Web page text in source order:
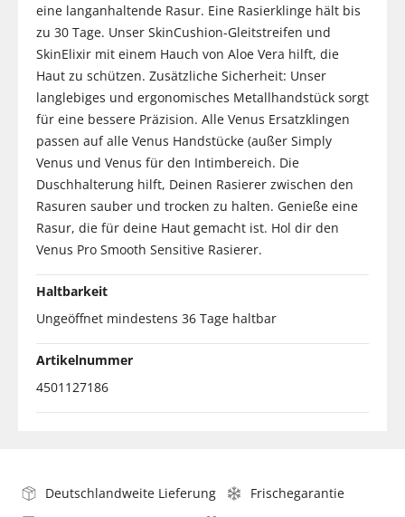
eine langanhaltende Rasur. Eine Rasierklinge hält bis
zu 30 Tage. Unser SkinCushion-Gleitstreifen und
SkinElixir mit einem Hauch von Aloe Vera hilft, die
Haut zu schützen. Zusätzliche Sicherheit: Unser
langlebiges und ergonomisches Metallhandstück sorgt
für eine bessere Präzision. Alle Venus Ersatzklingen
passen auf alle Venus Handstücke (außer Simply
Venus und Venus für den Intimbereich. Die
Duschhalterung hilft, Deinen Rasierer zwischen den
Rasuren sauber und trocken zu halten. Genieße eine
Rasur, die für deine Haut gemacht ist. Hol dir den
Venus Pro Smooth Sensitive Rasierer.
Haltbarkeit
Ungeöffnet mindestens 36 Tage haltbar
Artikelnummer
4501127186
Deutschlandweite Lieferung
Frischegarantie